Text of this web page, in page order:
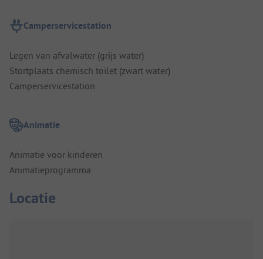
Camperservicestation
Legen van afvalwater (grijs water)
Stortplaats chemisch toilet (zwart water)
Camperservicestation
Animatie
Animatie voor kinderen
Animatieprogramma
Locatie